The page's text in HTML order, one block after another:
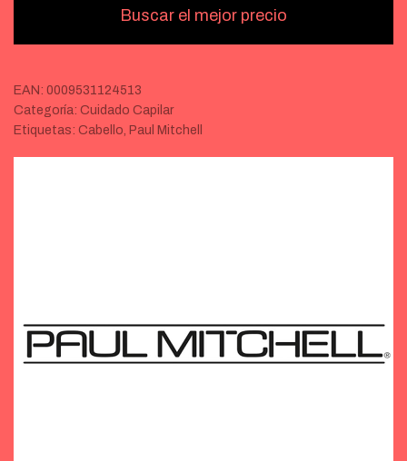
Buscar el mejor precio
EAN: 0009531124513
Categoría: Cuidado Capilar
Etiquetas: Cabello, Paul Mitchell